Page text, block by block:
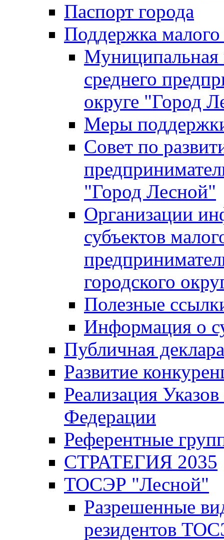
Паспорт города
Поддержка малого
Муниципальная
среднего
округе "Город
Меры
Совет по
"Город Лесной"
Организации
субъектов
городского
Полезные
Информация о
Публичная
Развитие
Реализация
Федерации
Референтные
СТРАТЕГИЯ 2035
ТОСЭР "Лесной"
Разрешенные
резидентов